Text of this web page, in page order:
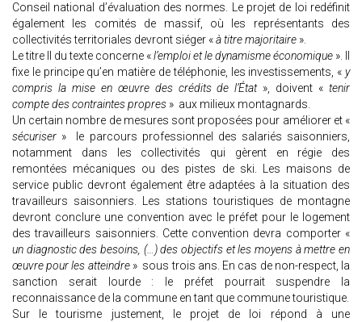
Conseil national d’évaluation des normes. Le projet de loi redéfinit
également les comités de massif, où les représentants des
collectivités territoriales devront siéger «à titre majoritaire ».
Le titre II du texte concerne «l’emploi et le dynamisme économique ». Il
fixe le principe qu’en matière de téléphonie, les investissements, « y
compris la mise en œuvre des crédits de l’État», doivent «tenir
compte des contraintes propres » aux milieux montagnards.
Un certain nombre de mesures sont proposées pour améliorer et «
sécuriser » le parcours professionnel des salariés saisonniers,
notamment dans les collectivités qui gèrent en régie des
remontées mécaniques ou des pistes de ski. Les maisons de
service public devront également être adaptées à la situation des
travailleurs saisonniers. Les stations touristiques de montagne
devront conclure une convention avec le préfet pour le logement
des travailleurs saisonniers. Cette convention devra comporter «
un diagnostic des besoins, (…) des objectifs et les moyens à mettre en
œuvre pour les atteindre» sous trois ans. En cas de non-respect, la
sanction serait lourde : le préfet pourrait suspendre la
reconnaissance de la commune en tant que commune touristique.
Sur le tourisme justement, le projet de loi répond à une